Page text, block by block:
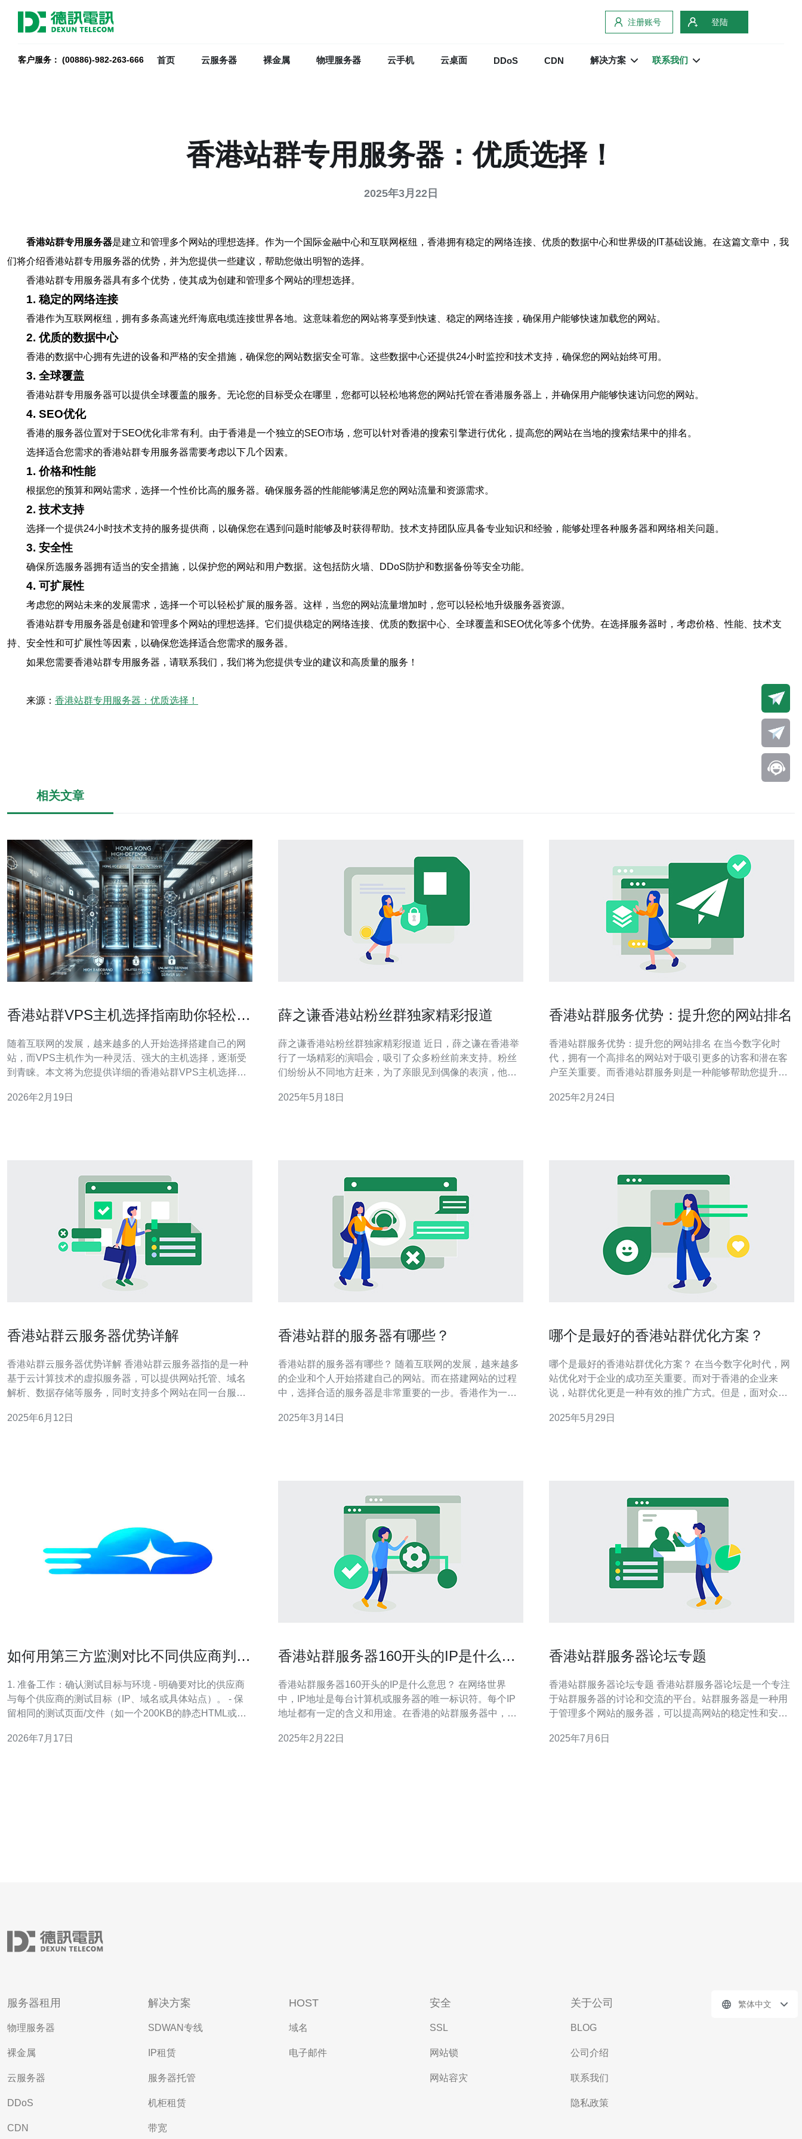
注册账号 登陆
客户服务： (00886)-982-263-666 首页 云服务器 裸金属 物理服务器 云手机 云桌面 DDoS CDN 解决方案 联系我们
香港站群专用服务器：优质选择！
2025年3月22日
香港站群专用服务器是建立和管理多个网站的理想选择。作为一个国际金融中心和互联网枢纽，香港拥有稳定的网络连接、优质的数据中心和世界级的IT基础设施。在这篇文章中，我
们将介绍香港站群专用服务器的优势，并为您提供一些建议，帮助您做出明智的选择。
香港站群专用服务器具有多个优势，使其成为创建和管理多个网站的理想选择。
1. 稳定的网络连接
香港作为互联网枢纽，拥有多条高速光纤海底电缆连接世界各地。这意味着您的网站将享受到快速、稳定的网络连接，确保用户能够快速加载您的网站。
2. 优质的数据中心
香港的数据中心拥有先进的设备和严格的安全措施，确保您的网站数据安全可靠。这些数据中心还提供24小时监控和技术支持，确保您的网站始终可用。
3. 全球覆盖
香港站群专用服务器可以提供全球覆盖的服务。无论您的目标受众在哪里，您都可以轻松地将您的网站托管在香港服务器上，并确保用户能够快速访问您的网站。
4. SEO优化
香港的服务器位置对于SEO优化非常有利。由于香港是一个独立的SEO市场，您可以针对香港的搜索引擎进行优化，提高您的网站在当地的搜索结果中的排名。
选择适合您需求的香港站群专用服务器需要考虑以下几个因素。
1. 价格和性能
根据您的预算和网站需求，选择一个性价比高的服务器。确保服务器的性能能够满足您的网站流量和资源需求。
2. 技术支持
选择一个提供24小时技术支持的服务提供商，以确保您在遇到问题时能够及时获得帮助。技术支持团队应具备专业知识和经验，能够处理各种服务器和网络相关问题。
3. 安全性
确保所选服务器拥有适当的安全措施，以保护您的网站和用户数据。这包括防火墙、DDoS防护和数据备份等安全功能。
4. 可扩展性
考虑您的网站未来的发展需求，选择一个可以轻松扩展的服务器。这样，当您的网站流量增加时，您可以轻松地升级服务器资源。
香港站群专用服务器是创建和管理多个网站的理想选择。它们提供稳定的网络连接、优质的数据中心、全球覆盖和SEO优化等多个优势。在选择服务器时，考虑价格、性能、技术支
持、安全性和可扩展性等因素，以确保您选择适合您需求的服务器。
如果您需要香港站群专用服务器，请联系我们，我们将为您提供专业的建议和高质量的服务！
来源： 香港站群专用服务器：优质选择！
相关文章
香港站群VPS主机选择指南助你轻松搭
随着互联网的发展，越来越多的人开始选择搭建自己的网
站，而VPS主机作为一种灵活、强大的主机选择，逐渐受
到青睐。本文将为您提供详细的香港站群VPS主机选择指
您在选择和配置VPS时能顺利进行。 1. 了解VPS主机的基
2026年2月19日
薛之谦香港站粉丝群独家精彩报道
薛之谦香港站粉丝群独家精彩报道 近日，薛之谦在香港举
行了一场精彩的演唱会，吸引了众多粉丝前来支持。粉丝
们纷纷从不同地方赶来，为了亲眼见到偶像的表演，他们
薛之谦的粉丝们载歌载舞，尖叫声不绝于耳。薛之谦的精
2025年5月18日
香港站群服务优势：提升您的网站排名
香港站群服务优势：提升您的网站排名 在当今数字化时
代，拥有一个高排名的网站对于吸引更多的访客和潜在客
户至关重要。而香港站群服务则是一种能够帮助您提升网
何通过它来优化您的网站。 香港站群服务是一种通过创建
2025年2月24日
香港站群云服务器优势详解
香港站群云服务器优势详解 香港站群云服务器指的是一种
基于云计算技术的虚拟服务器，可以提供网站托管、域名
解析、数据存储等服务，同时支持多个网站在同一台服务
用SSD固态硬盘和高速网络，具有快速的数据读写速度和
2025年6月12日
香港站群的服务器有哪些？
香港站群的服务器有哪些？ 随着互联网的发展，越来越多
的企业和个人开始搭建自己的网站。而在搭建网站的过程
中，选择合适的服务器是非常重要的一步。香港作为一个
成为了很多企业和个人选择的服务器托管地之一。那么，
2025年3月14日
哪个是最好的香港站群优化方案？
哪个是最好的香港站群优化方案？ 在当今数字化时代，网
站优化对于企业的成功至关重要。而对于香港的企业来
说，站群优化更是一种有效的推广方式。但是，面对众多
呢？ 搜索引擎优化（SEO）是一种提升网站在搜索引擎中
2025年5月29日
如何用第三方监测对比不同供应商判断
1. 准备工作：确认测试目标与环境 - 明确要对比的供应商
与每个供应商的测试目标（IP、域名或具体站点）。 - 保
留相同的测试页面/文件（如一个200KB的静态HTML或
（建议至少连续7天、每天不同时间段），并记录测试节点
2026年7月17日
香港站群服务器160开头的IP是什么意
香港站群服务器160开头的IP是什么意思？ 在网络世界
中，IP地址是每台计算机或服务器的唯一标识符。每个IP
地址都有一定的含义和用途。在香港的站群服务器中，有
站群服务器160开头的IP是什么意思呢？下面将为您详细解
2025年2月22日
香港站群服务器论坛专题
香港站群服务器论坛专题 香港站群服务器论坛是一个专注
于站群服务器的讨论和交流的平台。站群服务器是一种用
于管理多个网站的服务器，可以提高网站的稳定性和安全
服务器的使用经验、技术问题和最新动态。论坛上经常有
2025年7月6日
服务器租用
物理服务器
裸金属
云服务器
DDoS
CDN
解决方案
SDWAN专线
IP租赁
服务器托管
机柜租赁
带宽
HOST
域名
电子邮件
安全
SSL
网站锁
网站容灾
关于公司
BLOG
公司介绍
联系我们
隐私政策
繁体中文